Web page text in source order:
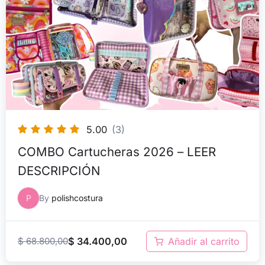
5.00 (3)
COMBO Cartucheras 2026 – LEER
DESCRIPCIÓN
P By polishcostura
$68.800,00
original
era:
$ 68.800,00.
$ 34.400,00
actual
es:
$ 34.400,00.
Añadir al carrito